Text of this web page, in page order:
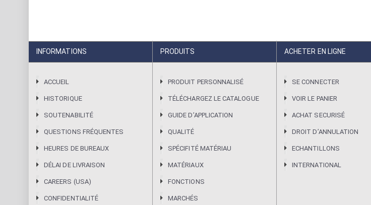
INFORMATIONS
ACCUEIL
HISTORIQUE
SOUTENABILITÉ
QUESTIONS FRÉQUENTES
HEURES DE BUREAUX
DÉLAI DE LIVRAISON
CAREERS (USA)
CONFIDENTIALITÉ
PRODUITS
PRODUIT PERSONNALISÉ
TÉLÉCHARGEZ LE CATALOGUE
GUIDE DʼAPPLICATION
QUALITÉ
SPÉCIFITÉ MATÉRIAU
MATÉRIAUX
FONCTIONS
MARCHÉS
ACHETER EN LIGNE
SE CONNECTER
VOIR LE PANIER
ACHAT SECURISÉ
DROIT DʼANNULATION
ECHANTILLONS
INTERNATIONAL